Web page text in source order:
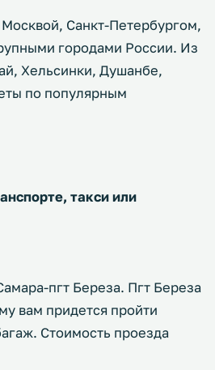
Санкт-Петербургом,
городами России. Из
Хельсинки, Душанбе,
по популярным
такси или
пгт Береза. Пгт Береза
вам придется пройти
Стоимость проезда